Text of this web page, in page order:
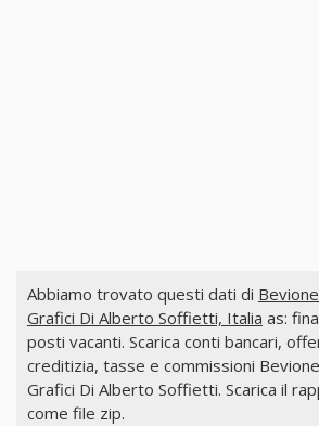
Abbiamo trovato questi dati di
Grafici Di Alberto Soffietti, Italia as:
posti vacanti. Scarica conti bancari,
creditizia, tasse e commissioni
Grafici Di Alberto Soffietti. Scarica il
come file zip.